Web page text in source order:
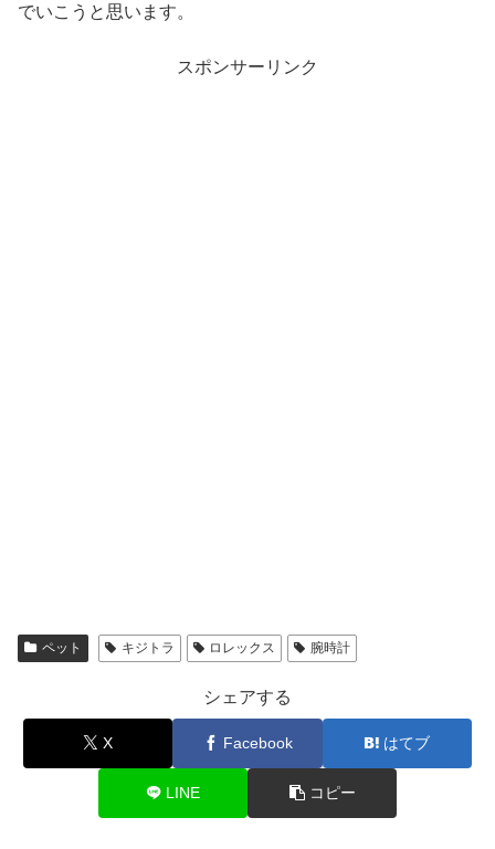
でいこうと思います。
スポンサーリンク
ペット キジトラ ロレックス 腕時計
シェアする
X Facebook はてブ
LINE コピー